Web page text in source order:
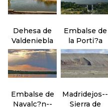
Dehesa de
Valdeniebla
Embalse de
la Porti?a
Embalse de
Navalc?n--
Madridejos--
Sierra de